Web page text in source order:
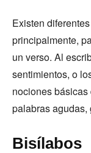
Existen
principalmente,
un verso. Al
sentimientos, o
nociones
palabras agudas,
Bisílabos